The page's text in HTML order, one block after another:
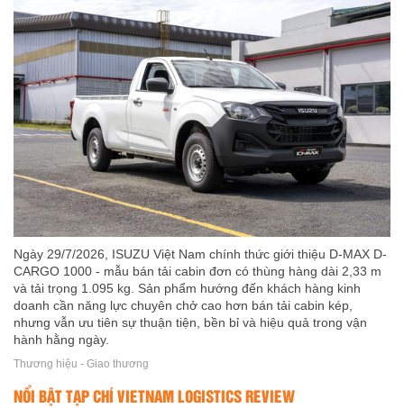
Ngày 29/7/2026, ISUZU Việt Nam chính thức giới thiệu D-MAX D-
CARGO 1000 - mẫu bán tải cabin đơn có thùng hàng dài 2,33 m
và tải trọng 1.095 kg. Sản phẩm hướng đến khách hàng kinh
doanh cần năng lực chuyên chở cao hơn bán tải cabin kép,
nhưng vẫn ưu tiên sự thuận tiện, bền bỉ và hiệu quả trong vận
hành hằng ngày.
Thương hiệu - Giao thương
NỔI BẬT TẠP CHÍ VIETNAM LOGISTICS REVIEW